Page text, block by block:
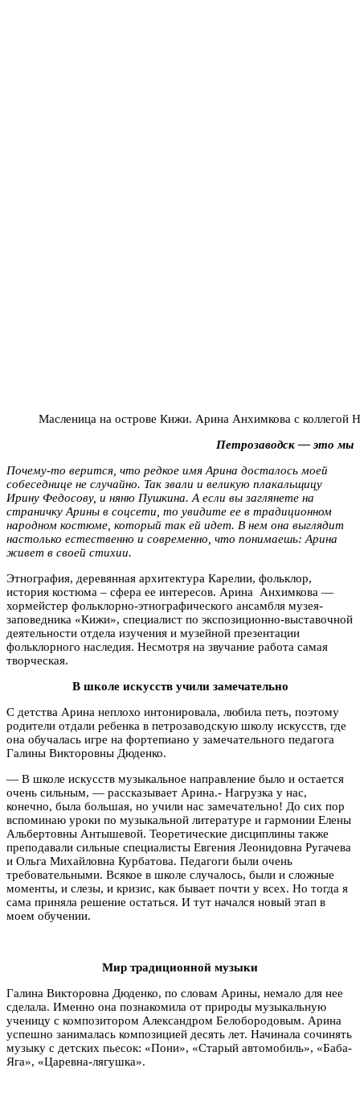
Масленица на острове Кижи. Арина Анхимкова с коллегой
Петрозаводск — это мы
Почему-то верится, что редкое имя Арина досталось моей
собеседнице не случайно. Так звали и великую плакальщицу
Ирину Федосову, и няню Пушкина. А если вы заглянете на
страничку Арины в соцсети, то увидите ее в традиционном
народном костюме, который так ей идет. В нем она выглядит
настолько естественно и современно, что понимаешь: Арина
живет в своей стихии.
Этнография, деревянная архитектура Карелии, фольклор,
история костюма – сфера ее интересов. Арина Анхимкова —
хормейстер фольклорно-этнографического ансамбля музея-
заповедника «Кижи», специалист по экспозиционно-выставочной
деятельности отдела изучения и музейной презентации
фольклорного наследия. Несмотря на звучание работа самая
творческая.
В школе искусств учили замечательно
С детства Арина неплохо интонировала, любила петь, поэтому
родители отдали ребенка в петрозаводскую школу искусств, где
она обучалась игре на фортепиано у замечательного педагога
Галины Викторовны Дюденко.
— В школе искусств музыкальное направление было и остается
очень сильным, — рассказывает Арина.- Нагрузка у нас,
конечно, была большая, но учили нас замечательно! До сих пор
вспоминаю уроки по музыкальной литературе и гармонии Елены
Альбертовны Антышевой. Теоретические дисциплины также
преподавали сильные специалисты Евгения Леонидовна Ругачева
и Ольга Михайловна Курбатова. Педагоги были очень
требовательными. Всякое в школе случалось, были и сложные
моменты, и слезы, и кризис, как бывает почти у всех. Но тогда я
сама приняла решение остаться. И тут начался новый этап в
моем обучении.
Мир традиционной музыки
Галина Викторовна Дюденко, по словам Арины, немало для нее
сделала. Именно она познакомила от природы музыкальную
ученицу с композитором Александром Белобородовым. Арина
успешно занималась композицией десять лет. Начинала сочинять
музыку с детских пьесок: «Пони», «Старый автомобиль», «Баба-
Яга», «Царевна-лягушка».